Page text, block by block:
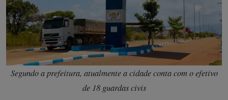
Segundo a prefeitura, atualmente a cidade conta com o efetivo
de 18 guardas civis